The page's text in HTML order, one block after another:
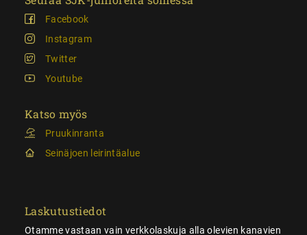
Facebook
Instagram
Twitter
Youtube
Katso myös
Pruukinranta
Seinäjoen leirintäalue
Laskutustiedot
Otamme vastaan vain verkkolaskuja alla olevien kanavien